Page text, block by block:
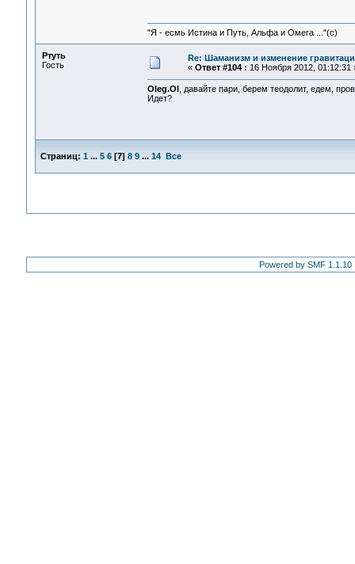
"Я - есмь Истина и Путь, Альфа и Омега ..."(с)
Ртуть
Гость
Re: Шаманизм и изменение
« Ответ #104 : 16 Ноября 2012, 01:12:31
Oleg.Ol
, давайте пари, берем теодолит, едем,
Идет?
Страниц: 1 ... 5 6[7] 8 9 ... 14 Все
Powered by SMF 1.1.10